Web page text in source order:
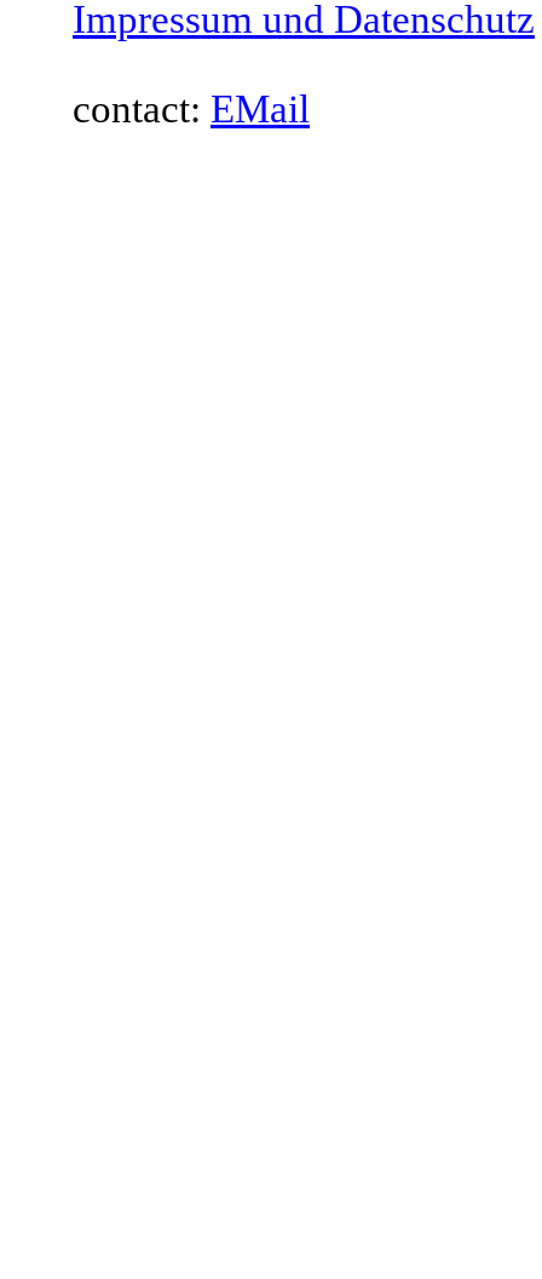
Impressum und Datenschutz
contact: EMail